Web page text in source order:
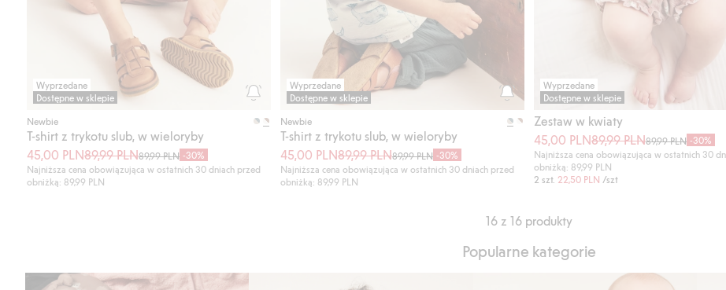
Wyprzedane
Dostępne w sklepie
Newbie
T-shirt z trykotu slub, w wieloryby
45,00 PLN89,99 PLN89,99 PLN -30%
Najniższa cena obowiązująca w ostatnich 30 dniach przed
obniżką: 89,99 PLN
Wyprzedane
Dostępne w sklepie
Newbie
T-shirt z trykotu slub, w wieloryby
45,00 PLN89,99 PLN89,99 PLN -30%
Najniższa cena obowiązująca w ostatnich 30 dniach przed
obniżką: 89,99 PLN
Wyprzedane
Dostępne w sklepie
Zestaw w kwiaty
45,00 PLN89,99 PLN89,99 PLN -30%
Najniższa cena obowiązująca w ostatnich 30
obniżką: 89,99 PLN
2 szt. 22,50 PLN /szt
16 z 16 produkty
Popularne kategorie